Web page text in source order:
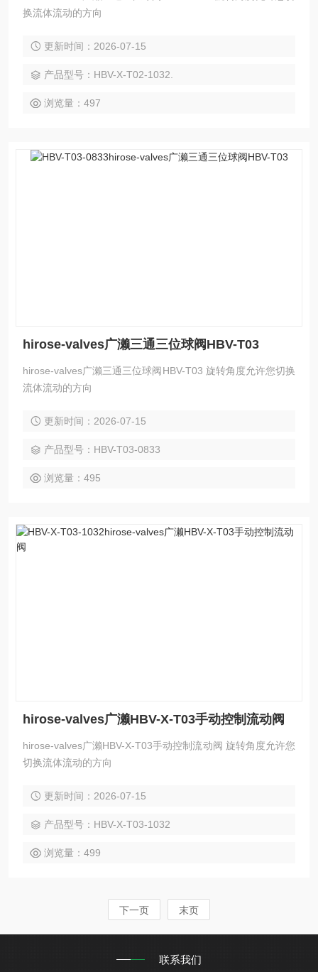
换流体流动的方向
更新时间：2026-07-15
产品型号：HBV-X-T02-1032.
浏览量：497
hirose-valves广濑三通三位球阀HBV-T03
hirose-valves广濑三通三位球阀HBV-T03 旋转角度允许您切换
流体流动的方向
更新时间：2026-07-15
产品型号：HBV-T03-0833
浏览量：495
hirose-valves广濑HBV-X-T03手动控制流动阀
hirose-valves广濑HBV-X-T03手动控制流动阀 旋转角度允许您
切换流体流动的方向
更新时间：2026-07-15
产品型号：HBV-X-T03-1032
浏览量：499
下一页 末页
联系我们